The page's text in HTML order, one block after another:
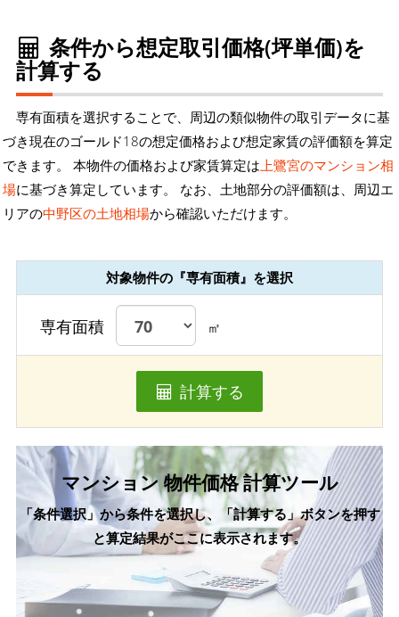
条件から想定取引価格(坪単価)を
計算する
専有面積を選択することで、周辺の類似物件の取引データに基
づき現在のゴールド18の想定価格および想定家賃の評価額を算定
できます。 本物件の価格および家賃算定は上鷺宮のマンション相
場に基づき算定しています。 なお、土地部分の評価額は、周辺エ
リアの中野区の土地相場から確認いただけます。
対象物件の『専有面積』を選択
専有面積 ㎡
計算する
マンション 物件価格 計算ツール
「条件選択」から条件を選択し、「計算する」ボタンを押す
と算定結果がここに表示されます。